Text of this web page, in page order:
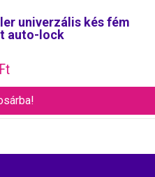
univerzális kés fém
auto-lock
Ft